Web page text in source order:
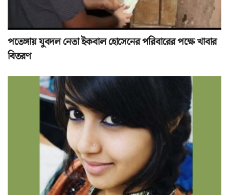
পতেঙ্গায় যুবদল নেতা ইকবাল হোসেনের পরিবারের পক্ষে খাবার
বিতরণ